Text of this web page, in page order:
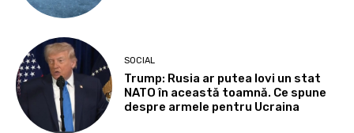
SOCIAL
Trump: Rusia ar putea lovi un stat
NATO în această toamnă. Ce spune
despre armele pentru Ucraina